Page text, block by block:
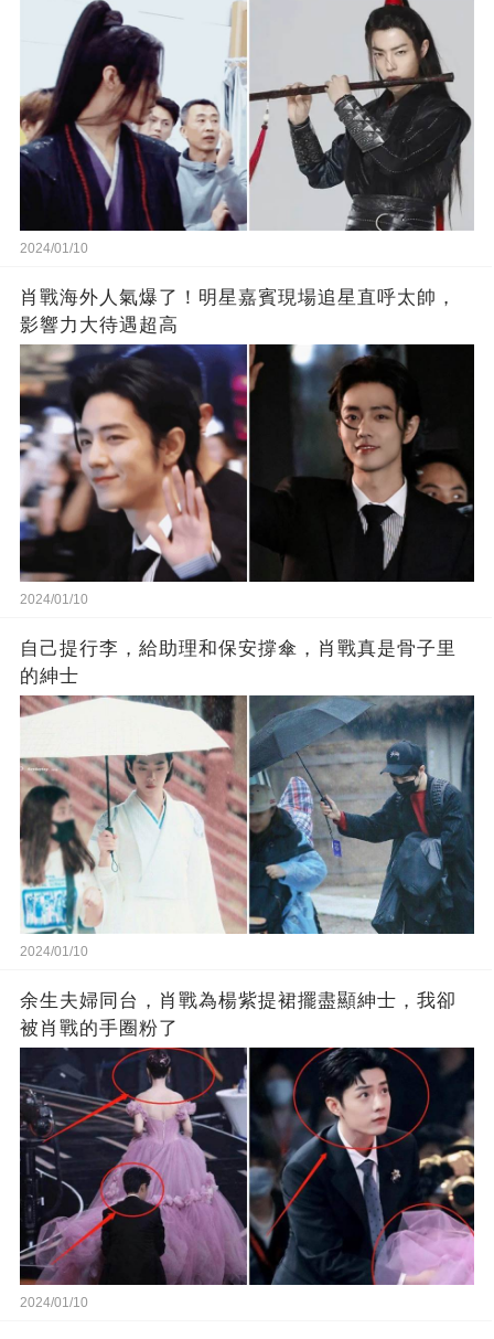
2024/01/10
肖戰海外人氣爆了！明星嘉賓現場追星直呼太帥，
影響力大待遇超高
2024/01/10
自己提行李，給助理和保安撐傘，肖戰真是骨子里
的紳士
2024/01/10
余生夫婦同台，肖戰為楊紫提裙擺盡顯紳士，我卻
被肖戰的手圈粉了
2024/01/10